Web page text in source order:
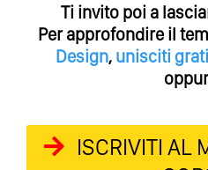
Ti invito poi a
Per approfondire il
Design, unisciti
ISCRIVITI AL